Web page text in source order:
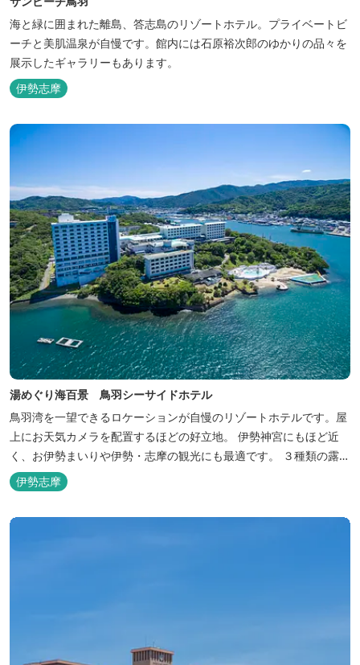
海と緑に囲まれた離島、答志島のリゾートホテル。プライベートビ
ーチと美肌温泉が自慢です。館内には石原裕次郎のゆかりの品々を
展示したギャラリーもあります。
伊勢志摩
湯めぐり海百景 鳥羽シーサイドホテル
鳥羽湾を一望できるロケーションが自慢のリゾートホテルです。屋
上にお天気カメラを配置するほどの好立地。 伊勢神宮にもほど近
く、お伊勢まいりや伊勢・志摩の観光にも最適です。 ３種類の露天
風呂を備えた「風見の湯」をはじめ、趣の異なる３ヶ所の大浴場で
は、館内で湯めぐりが楽しめます。 また、露天風呂付客室や貸切家
族風呂（有料）、足湯に湯上がり処などもございますので、湯浴み
伊勢志摩